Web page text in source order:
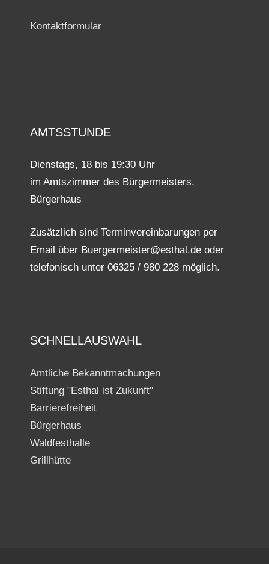
Kontaktformular
AMTSSTUNDE
Dienstags, 18 bis 19:30 Uhr
im Amtszimmer des Bürgermeisters,
Bürgerhaus
Zusätzlich sind Terminvereinbarungen per
Email über Buergermeister@esthal.de oder
telefonisch unter 06325 / 980 228 möglich.
SCHNELLAUSWAHL
Amtliche Bekanntmachungen
Stiftung "Esthal ist Zukunft"
Barrierefreiheit
Bürgerhaus
Waldfesthalle
Grillhütte